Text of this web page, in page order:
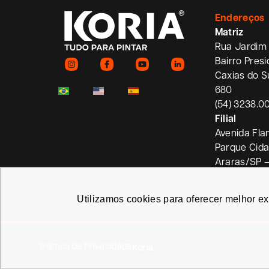
Utilizamos cookies para oferecer melhor
Endereços
Matriz
Rua
Bairro
Caxias do
680
(54)
Filial
Avenida
Parque
Araras/SP